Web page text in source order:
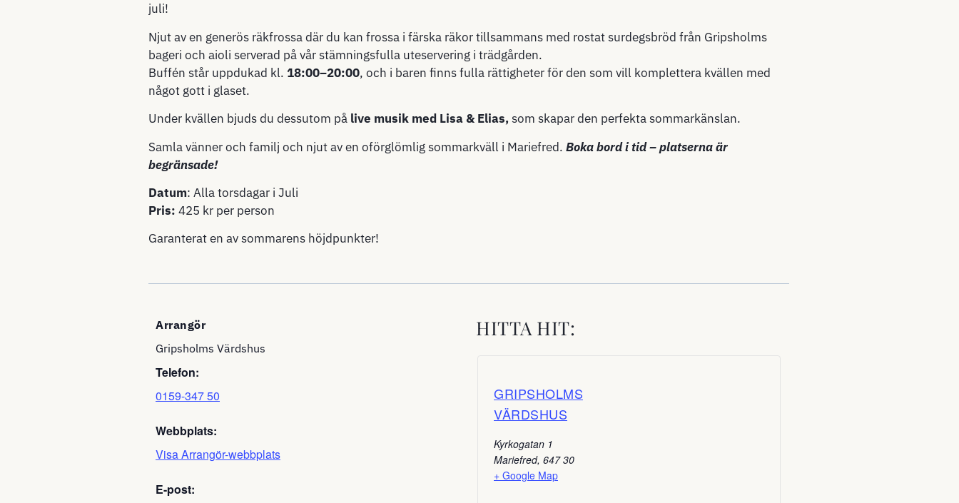
juli!
Njut av en generös räkfrossa där du kan frossa i färska räkor tillsammans med rostat surdegsbröd från Gripsholms
bageri och aioli serverad på vår stämningsfulla uteservering i trädgården.
Buffén står uppdukad kl. 18:00–20:00, och i baren finns fulla rättigheter för den som vill komplettera kvällen med
något gott i glaset.
Under kvällen bjuds du dessutom på live musik med Lisa & Elias,som skapar den perfekta sommarkänslan.
Samla vänner och familj och njut av en oförglömlig sommarkväll i Mariefred. Boka bord i tid– platserna är
begränsade!
Datum: Alla torsdagar i Juli
Pris: 425 kr per person
Garanterat en av sommarens höjdpunkter!
Arrangör
Gripsholms Värdshus
Telefon:
0159-347 50
Webbplats:
Visa Arrangör-webbplats
E-post:
HITTA HIT:
GRIPSHOLMS
VÄRDSHUS
Kyrkogatan 1
Mariefred, 647 30
+ Google Map